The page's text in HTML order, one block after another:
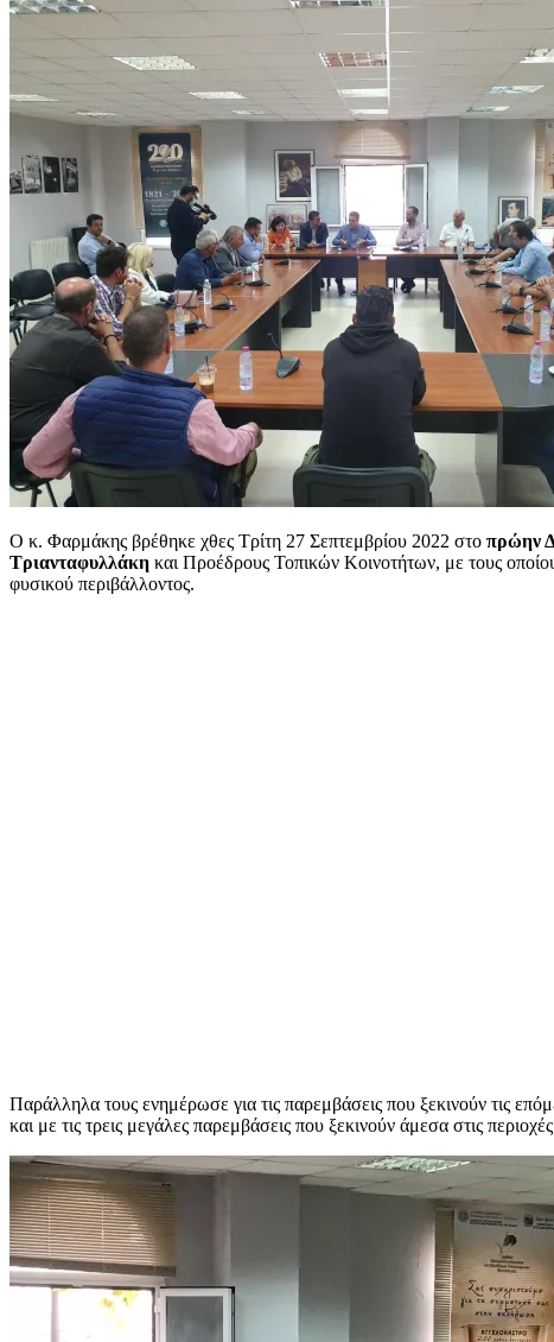
Ο κ. Φαρμάκης βρέθηκε χθες Τρίτη 27 Σεπτεμβρίου 2022 στο πρώην
Τριανταφυλλάκη και Προέδρους Τοπικών Κοινοτήτων, με τους
φυσικού περιβάλλοντος.
Παράλληλα τους ενημέρωσε για τις παρεμβάσεις που ξεκινούν τις
και με τις τρεις μεγάλες παρεμβάσεις που ξεκινούν άμεσα στις